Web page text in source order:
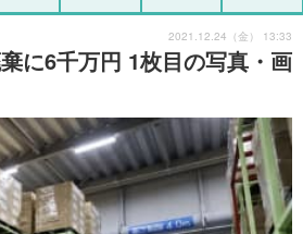
スポーツ
ビックリ
アリ／ナシ
ショップ
に6千万円 1枚目の写真・画
2021.12.24（金） 13:33